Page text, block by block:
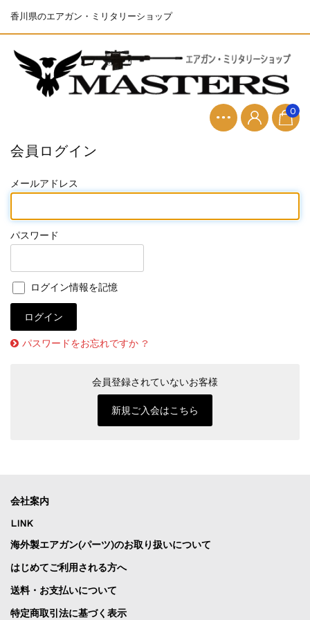
香川県のエアガン・ミリタリーショップ
0
会員ログイン
メールアドレス
パスワード
ログイン情報を記憶
パスワードをお忘れですか ?
会員登録されていないお客様
新規ご入会はこちら
会社案内
LINK
海外製エアガン(パーツ)のお取り扱いについて
はじめてご利用される方へ
送料・お支払いについて
特定商取引法に基づく表示